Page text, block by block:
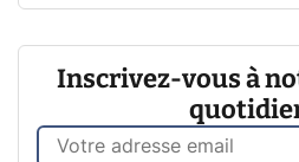
Inscrivez-vous à